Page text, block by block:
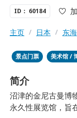
ID： 60184
主页 / 日本 / 东海
景点门票 美术馆 /
简介
沼津的金尼古曼
永久性展览馆，旨